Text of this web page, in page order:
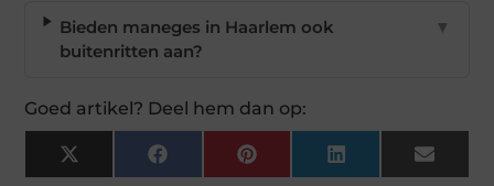
Bieden maneges in Haarlem ook
buitenritten aan?
▼
Goed artikel? Deel hem dan op:
X
(Twitter)
FacebookPinterest LinkedIn Email